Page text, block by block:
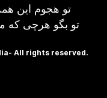
تو هجوم این
تو بگو هرچی که
All rights reserved.